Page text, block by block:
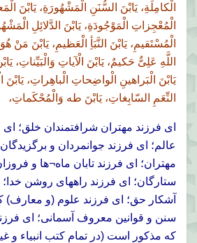
الْكامِلَةِ، يَابْنَ السُّنَنِ الْمَشْهُورَةِ، يَابْنَ
الْمُعْجِزاتِ الْمَوْجُودَةِ، يَابْنَ الدَّلائِلِ
الْمُسْتَقيمِ، يَابْنَ النَّبَأِ الْعَظيمِ، يَابْنَ مَنْ
اللَّهِ عَلِىٌّ حَكيمٌ، يَابْنَ الْآياتِ وَالْبَيِّناتِ،
يَابْنَ الْبَراهينِ الْواضِحاتِ الْباهِراتِ، يَابْنَ
النِّعَمِ السّابِغاتِ، يَابْنَ طه وَالْمُحْكَماتِ،
اى فرزند مهتران شرافتمندان خلق؛ اى
عالم؛ اى فرزند جوانمردان و
مهتران؛ اى فرزند تابان ماه¬ها و
ستارگان؛ اى فرزند راههاى روشن خدا؛
آشكار حق؛ اى فرزند علوم (و معارف)
سنن و قوانين معروف آسمانى؛ اى
كه مذكور است (در تمام كتب انبياء و